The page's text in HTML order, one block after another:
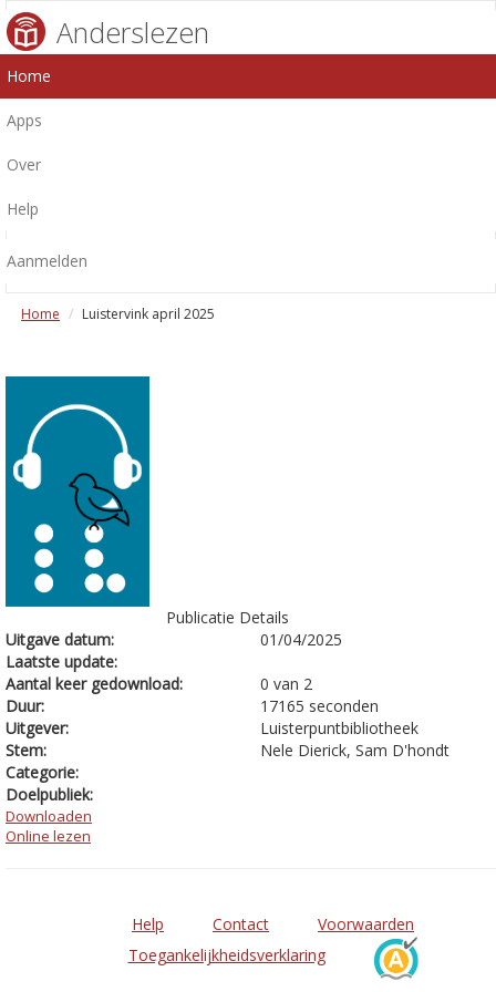
Anderslezen
Home
Apps
Over
Help
Aanmelden
Home Luistervink april 2025
Publicatie Details
Uitgave datum:
01/04/2025
Laatste update:
Aantal keer gedownload:
0 van 2
Duur:
17165 seconden
Uitgever:
Luisterpuntbibliotheek
Stem:
Nele Dierick, Sam D'hondt
Categorie:
Doelpubliek:
Downloaden
Online lezen
Help Contact
Voorwaarden
Toegankelijkheidsverklaring